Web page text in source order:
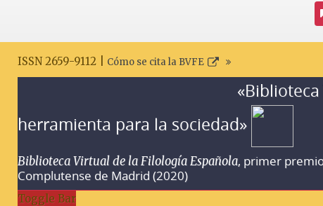
ISSN 2659-9112 | Cómo se cita la BVFE
herramienta para la sociedad»
Biblioteca Virtual de la Filología Española, primer
Complutense de Madrid (2020)
Toggle Bar